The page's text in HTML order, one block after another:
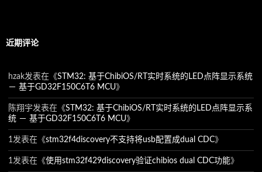
近期评论
hzak发表在《STM32: 基于ChibiOS/RT实时系统的LED点阵显示系统
－ 基于GD32F150C6T6 MCU》
陈翔宇发表在《STM32: 基于ChibiOS/RT实时系统的LED点阵显示系
统 － 基于GD32F150C6T6 MCU》
1发表在《stm32f4discovery不支持将usb配置成dual CDC》
1发表在《使用stm32f429discovery验证chibios dual CDC功能》